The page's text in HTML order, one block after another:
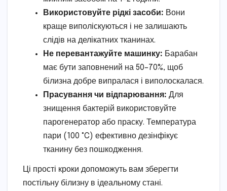
Використовуйте рідкі засоби: Вони
краще виполіскуються і не залишають
слідів на делікатних тканинах.
Не перевантажуйте машинку: Барабан
має бути заповнений на 50–70%, щоб
білизна добре випралася і виполоскалася.
Прасування чи відпарювання: Для
знищення бактерій використовуйте
парогенератор або праску. Температура
пари (100 °C) ефективно дезінфікує
тканину без пошкодження.
Ці прості кроки допоможуть вам зберегти
постільну білизну в ідеальному стані.